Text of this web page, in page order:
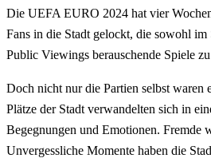
Die UEFA EURO 2024 hat vier
Fans in die Stadt gelockt, die sowohl im
Public Viewings berauschende Spiele
Doch nicht nur die Partien selbst waren
Plätze der Stadt verwandelten sich in
Begegnungen und Emotionen. Fremde
Unvergessliche Momente haben die